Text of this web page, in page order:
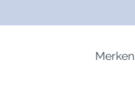
Merken